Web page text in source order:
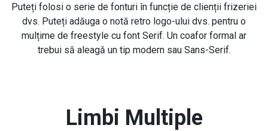
Puteți folosi o serie de fonturi în funcție de clienții frizeriei
dvs. Puteți adăuga o notă retro logo-ului dvs. pentru o
mulțime de freestyle cu font Serif. Un coafor formal ar
trebui să aleagă un tip modern sau Sans-Serif.
Limbi Multiple